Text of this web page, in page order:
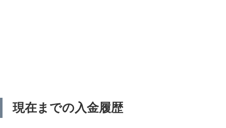
現在までの入金履歴